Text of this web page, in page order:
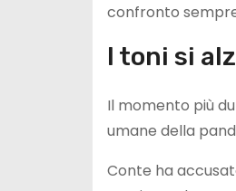
confronto
I toni si
Il momento più
umane della
Conte ha